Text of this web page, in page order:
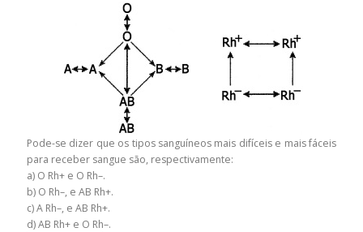
Pode-se dizer que os tipos sanguíneos mais difíceis e mais fáceis
para receber sangue são, respectivamente:
a) O Rh+ e O Rh–­.
b) O Rh–,­ e AB Rh+.
c) A Rh–,­ e AB Rh+.
d) AB Rh+ e O Rh–.